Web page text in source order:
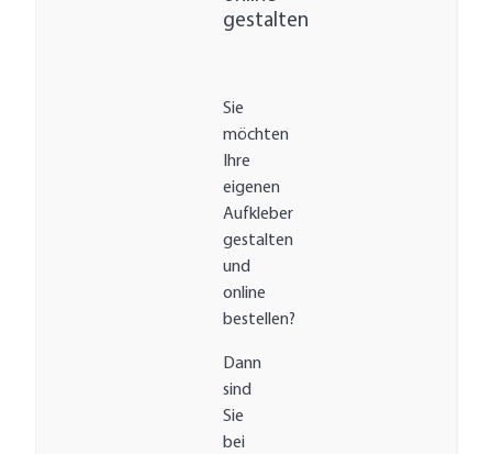
gestalten
Sie
möchten
Ihre
eigenen
Aufkleber
gestalten
und
online
bestellen?
Dann
sind
Sie
bei